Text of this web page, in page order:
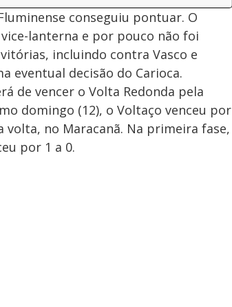
conseguiu pontuar. O
lanterna e por pouco não foi
incluindo contra Vasco e
eventual decisão do Carioca.
de vencer o Volta Redonda pela
domingo (12), o Voltaço venceu por
volta, no Maracanã. Na primeira fase,
por 1 a 0.